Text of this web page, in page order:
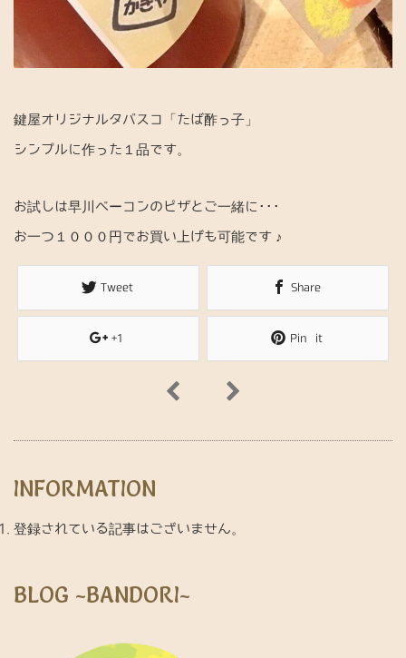
鍵屋オリジナルタバスコ「たば酢っ子」
シンプルに作った１品です。
お試しは早川ベーコンのピザとご一緒に･･･
お一つ１０００円でお買い上げも可能です ♪
Tweet Share
+1 Pin it
INFORMATION
登録されている記事はございません。
BLOG ~BANDORI~